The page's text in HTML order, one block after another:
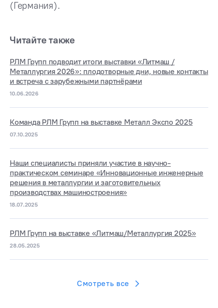
(Германия).
Читайте также
РЛМ Групп подводит итоги выставки «Литмаш /
Металлургия 2026»: плодотворные дни, новые контакты
и встреча с зарубежными партнёрами
10.06.2026
Команда РЛМ Групп на выставке Металл Экспо 2025
07.10.2025
Наши специалисты приняли участие в научно-
практическом семинаре «Инновационные инженерные
решения в металлургии и заготовительных
производствах машиностроения»
18.07.2025
РЛМ Групп на выставке «Литмаш/Металлургия 2025»
28.05.2025
Смотреть все